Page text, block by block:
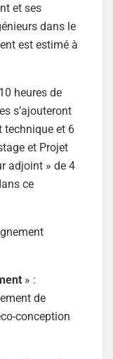
et ses
dans le
est estimé à
heures de
s’ajouteront
technique et 6
et Projet
adjoint » de 4
ce
» :
de
conception